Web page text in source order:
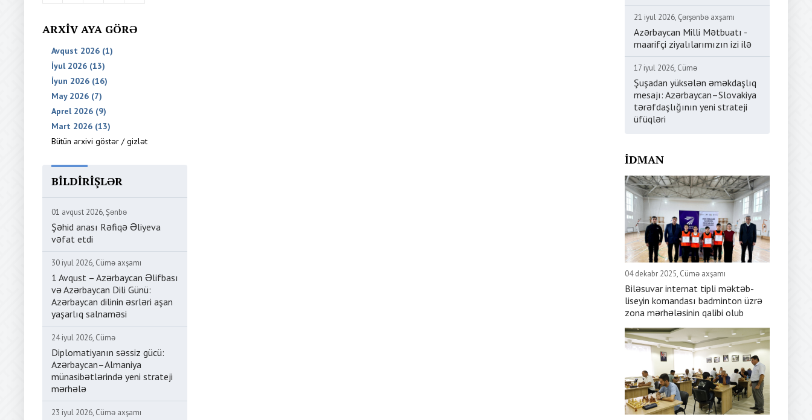
ARXIV AYA GÖRƏ
Avqust 2026 (1)
İyul 2026 (13)
İyun 2026 (16)
May 2026 (7)
Aprel 2026 (9)
Mart 2026 (13)
Bütün arxivi göstər / gizlət
BILDIRIŞLƏR
01 avqust 2026, Şənbə
Şəhid anası Rəfiqə Əliyeva
vəfat etdi
30 iyul 2026, Cümə axşamı
1 Avqust – Azərbaycan Əlifbası
və Azərbaycan Dili Günü:
Azərbaycan dilinin əsrləri aşan
yaşarlıq salnaməsi
24 iyul 2026, Cümə
Diplomatiyanın səssiz gücü:
Azərbaycan–Almaniya
münasibətlərində yeni strateji
mərhələ
23 iyul 2026, Cümə axşamı
21 iyul 2026, Çərşənbə axşamı
Azərbaycan Milli Mətbuatı -
maarifçi ziyalılarımızın izi ilə
17 iyul 2026, Cümə
Şuşadan yüksələn əməkdaşlıq
mesajı: Azərbaycan–Slovakiya
tərəfdaşlığının yeni strateji
üfüqləri
İDMAN
04 dekabr 2025, Cümə axşamı
Biləsuvar internat tipli məktəb-
liseyin komandası badminton üzrə
zona mərhələsinin qalibi olub